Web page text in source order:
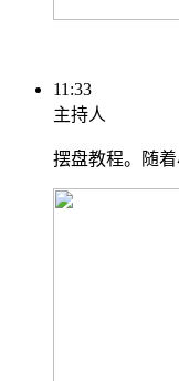
11:33
主持人
摆盘教程。随